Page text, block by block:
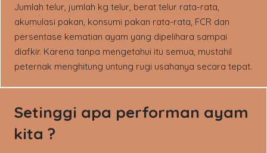
Jumlah telur, jumlah kg telur, berat telur rata-rata,
akumulasi pakan, konsumi pakan rata-rata, FCR dan
persentase kematian ayam yang dipelihara sampai
diafkir. Karena tanpa mengetahui itu semua, mustahil
peternak menghitung untung rugi usahanya secara tepat.
Setinggi apa performan ayam
kita ?